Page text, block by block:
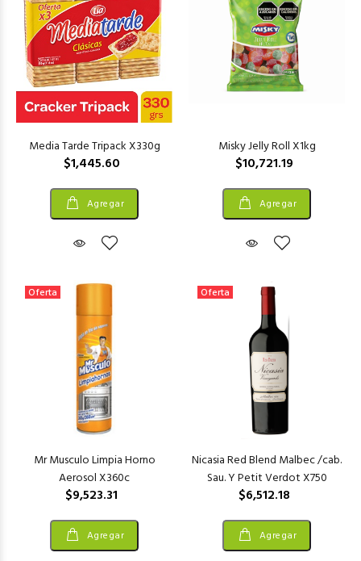
Media Tarde Tripack X330g
$1,445.60
Agregar
Misky Jelly Roll X1kg
$10,721.19
Agregar
Oferta
Mr Musculo Limpia Horno
Aerosol X360c
$9,523.31
Agregar
Oferta
Nicasia Red Blend Malbec /cab.
Sau. Y Petit Verdot X750
$6,512.18
Agregar